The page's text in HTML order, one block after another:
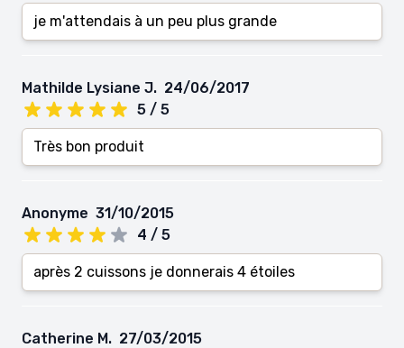
je m'attendais à un peu plus grande
Mathilde Lysiane J. 24/06/2017
5 / 5
Très bon produit
Anonyme 31/10/2015
4 / 5
après 2 cuissons je donnerais 4 étoiles
Catherine M. 27/03/2015